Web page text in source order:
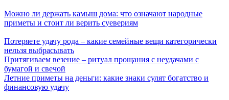
Можно ли держать камыш дома: что означают народные
приметы и стоит ли верить суевериям
Потеряете удачу рода – какие семейные вещи категорически
нельзя выбрасывать
Притягиваем везение – ритуал прощания с неудачами с
бумагой и свечой
Летние приметы на деньги: какие знаки сулят богатство и
финансовую удачу